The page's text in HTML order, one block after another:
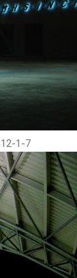
1-7